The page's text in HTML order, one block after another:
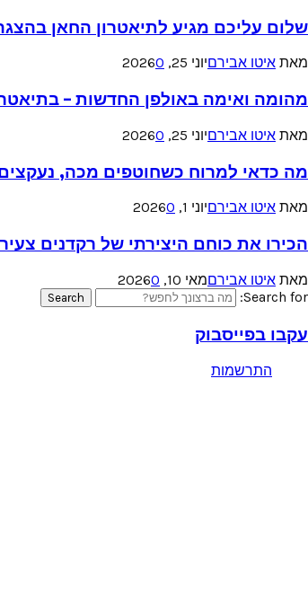
שלום עליכם מגיע לתיאטרון החאן
מאת איטו אבירםיוני 25, 2026 0
מהומה ואימה באולפן החדשות –
מאת איטו אבירםיוני 25, 2026 0
מה כדאי למרוח כשחוטפים מכה, נעקצים
מאת איטו אבירםיוני 1, 2026 0
הכירו את כוחם היצירתי של רקדנים
מאת איטו אבירםמאי 10, 2026
0
Search for:
Search
עקבו בפייסבוק
התרשמות